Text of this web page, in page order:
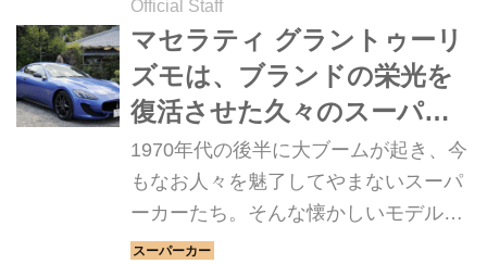
Official Staff
マセラティ グラントゥーリ
ズモは、ブランドの栄光を
復活させた久々のスーパー
スポーツカー【スーパーカ
ークロニクル／061】
1970年代の後半に大ブームが起き、今
もなお人々を魅了してやまないスーパ
ーカーたち。そんな懐かしいモデルか
ら現代のハイパースポーツまでを紹介